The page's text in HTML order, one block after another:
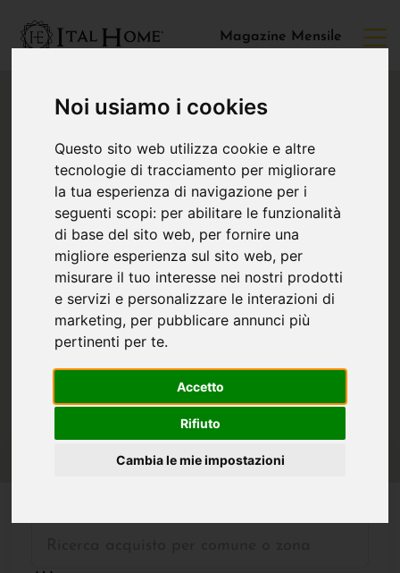
Noi usiamo i cookies
Questo sito web utilizza cookie e altre
tecnologie di tracciamento per migliorare
la tua esperienza di navigazione per i
seguenti scopi: per abilitare le funzionalità
di base del sito web, per fornire una
migliore esperienza sul sito web, per
misurare il tuo interesse nei nostri prodotti
e servizi e personalizzare le interazioni di
marketing, per pubblicare annunci più
pertinenti per te.
Accetto
Rifiuto
Cambia le mie impostazioni
Magazine Mensile